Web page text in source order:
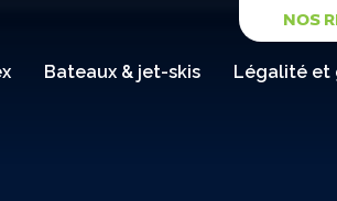
NOS
Bateaux & jet-skis Légalité et